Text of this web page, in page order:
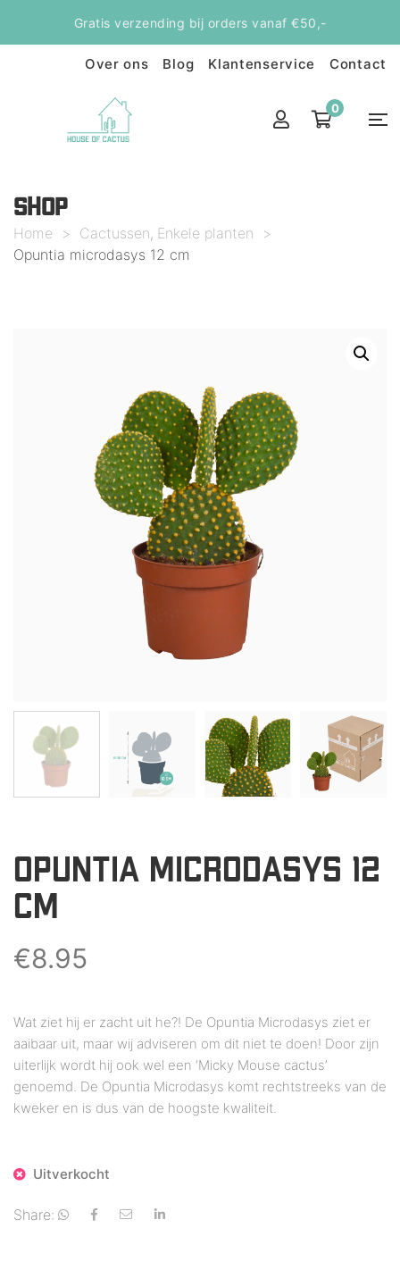
Gratis verzending bij orders vanaf €50,-
Over ons Blog Klantenservice Contact
0
SHOP
Home > Cactussen, Enkele planten
>
Opuntia microdasys 12 cm
OPUNTIA MICRODASYS 12
CM
€8.95
Wat ziet hij er zacht uit he?! De Opuntia Microdasys ziet er
aaibaar uit, maar wij adviseren om dit niet te doen! Door zijn
uiterlijk wordt hij ook wel een ‘Micky Mouse cactus’
genoemd. De Opuntia Microdasys komt rechtstreeks van de
kweker en is dus van de hoogste kwaliteit.
Uitverkocht
Share: